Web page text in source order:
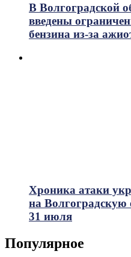
В Волгоградской
введены
бензина из-за
Хроника атаки
на Волгоградскую
31 июля
Популярное